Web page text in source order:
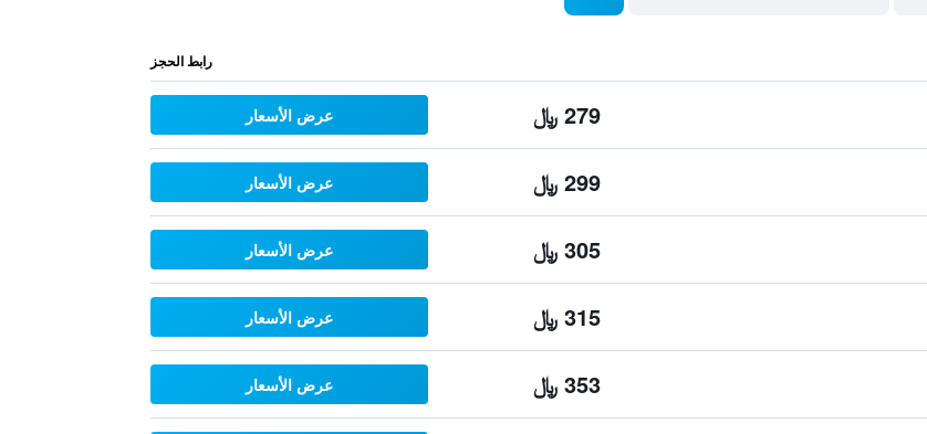
رابط الحجز
279 ﷼ عرض الأسعار
299 ﷼ عرض الأسعار
305 ﷼ عرض الأسعار
315 ﷼ عرض الأسعار
353 ﷼ عرض الأسعار